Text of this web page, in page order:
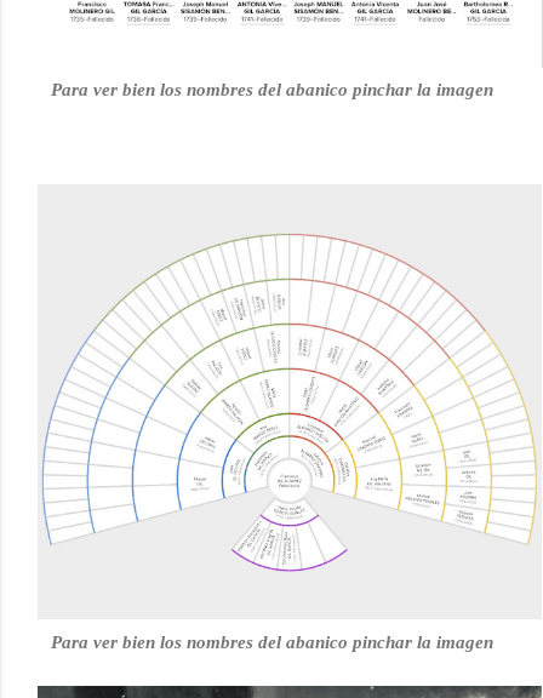
Para ver bien los nombres del abanico pinchar la imagen
Para ver bien los nombres del abanico pinchar la imagen